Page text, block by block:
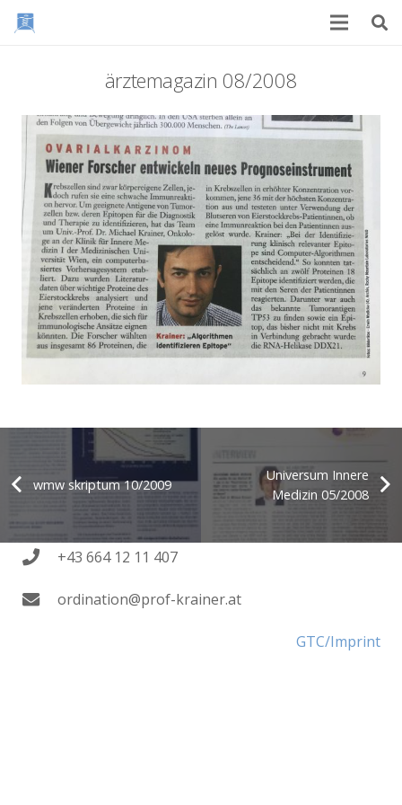
ärztemagazin 08/2008
Universum Innere
Medizin 05/2008
wmw skriptum 10/2009
+43 664 12 11 407
ordination@prof-krainer.at
GTC/Imprint